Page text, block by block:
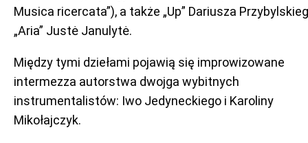
Musica ricercata”), a także „Up” Dariusza
„Aria” Justė Janulytė.
Między tymi dziełami pojawią się improwizowane
intermezza autorstwa dwojga wybitnych
instrumentalistów: Iwo Jedyneckiego i Karoliny
Mikołajczyk.